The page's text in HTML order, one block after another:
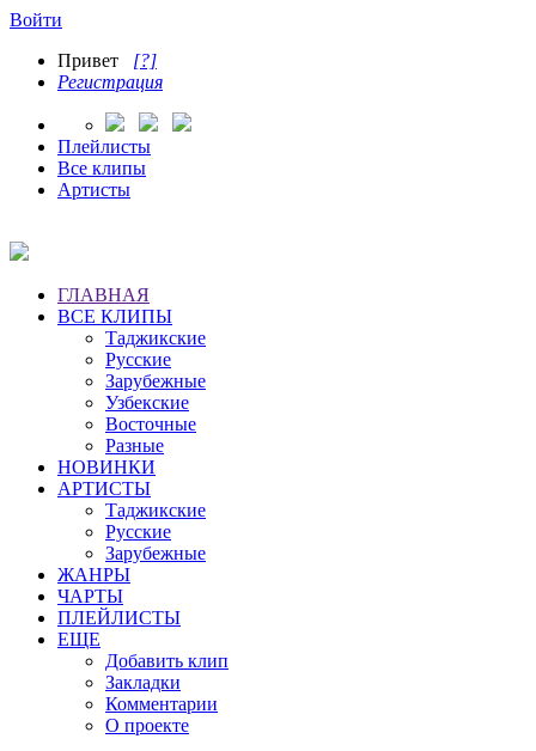
Войти
Привет [?]
Регистрация
Плейлисты
Все клипы
Артисты
ГЛАВНАЯ
ВСЕ КЛИПЫ
Таджикские
Русские
Зарубежные
Узбекские
Восточные
Разные
НОВИНКИ
АРТИСТЫ
Таджикские
Русские
Зарубежные
ЖАНРЫ
ЧАРТЫ
ПЛЕЙЛИСТЫ
ЕЩЕ
Добавить клип
Закладки
Комментарии
О проекте